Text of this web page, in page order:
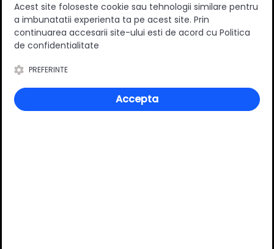
Ratingul general al produsului
0(0 review-uri)
Acest site foloseste cookie sau tehnologii similare pentru
a imbunatatii experienta ta pe acest site. Prin
continuarea accesarii site-ului esti de acord cu Politica
de confidentialitate
PREFERINTE
Accepta